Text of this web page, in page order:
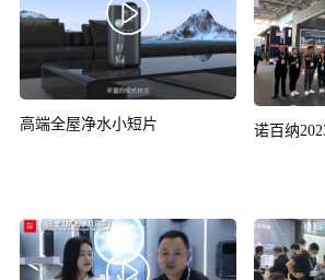
高端全屋净水小短片 诺百纳